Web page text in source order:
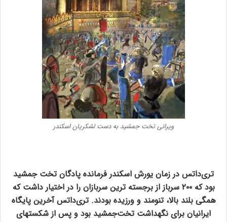
ویرانی تخت جمشید به دست لشکریان اسکندر
تری‌داتس در زمان يورش اسكندر فرمانده پادگان تخت جمشيد
بود كه ۲۰۰ سرباز از برجسته ترين سربازان را در اختيار داشت كه
همگی بلند بالا، تنومند و ورزيده بودند. تری‌داتس آخرين پايگاه
ايرانيان برای نگهداشت تخت‌جمشيد بود و پس از شكستهای